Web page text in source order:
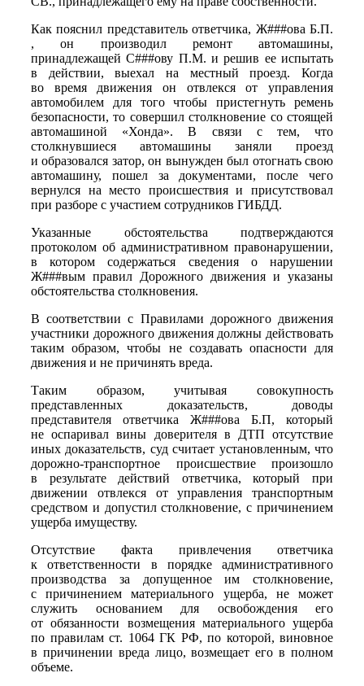
Как пояснил представитель ответчика, Ж###ова Б.П.
, он производил ремонт автомашины,
принадлежащей C###ову П.М. и решив ее испытать
в действии, выехал на местный проезд. Когда
во время движения он отвлекся от управления
автомобилем для того чтобы пристегнуть ремень
безопасности, то совершил столкновение со стоящей
автомашиной «Хонда». В связи с тем, что
столкнувшиеся автомашины заняли проезд
и образовался затор, он вынужден был отогнать свою
автомашину, пошел за документами, после чего
вернулся на место происшествия и присутствовал
при разборе с участием сотрудников ГИБДД.
Указанные обстоятельства подтверждаются
протоколом об административном правонарушении,
в котором содержаться сведения о нарушении
Ж###вым правил Дорожного движения и указаны
обстоятельства столкновения.
В соответствии с Правилами дорожного движения
участники дорожного движения должны действовать
таким образом, чтобы не создавать опасности для
движения и не причинять вреда.
Таким образом, учитывая совокупность
представленных доказательств, доводы
представителя ответчика Ж###ова Б.П, который
не оспаривал вины доверителя в ДТП отсутствие
иных доказательств, суд считает установленным, что
дорожно-транспортное происшествие произошло
в результате действий ответчика, который при
движении отвлекся от управления транспортным
средством и допустил столкновение, с причинением
ущерба имуществу.
Отсутствие факта привлечения ответчика
к ответственности в порядке административного
производства за допущенное им столкновение,
с причинением материального ущерба, не может
служить основанием для освобождения его
от обязанности возмещения материального ущерба
по правилам ст. 1064 ГК РФ, по которой, виновное
в причинении вреда лицо, возмещает его в полном
объеме.